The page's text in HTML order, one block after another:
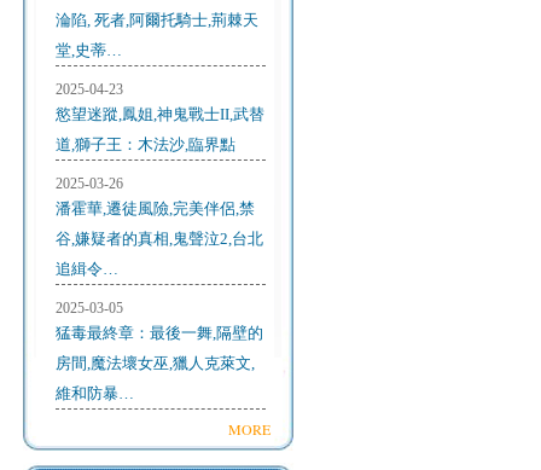
淪陷, 死者,阿爾托騎士,荊棘天
堂,史蒂…
2025-04-23
慾望迷蹤,鳳姐,神鬼戰士II,武替
道,獅子王：木法沙,臨界點
2025-03-26
潘霍華,遷徒風險,完美伴侶,禁
谷,嫌疑者的真相,鬼聲泣2,台北
追緝令…
2025-03-05
猛毒最終章：最後一舞,隔壁的
房間,魔法壞女巫,獵人克萊文,
維和防暴…
MORE